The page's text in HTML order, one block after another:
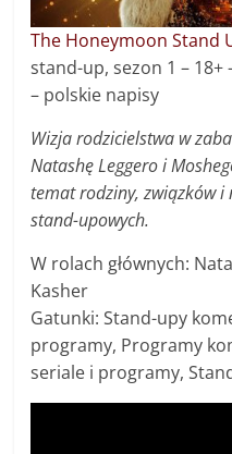
The Honeymoon Stand
stand-up, sezon 1 –
– polskie napisy
Wizja rodzicielstwa w
Natashę Leggero i
temat rodziny, związków i
stand-upowych.
W rolach głównych:
Kasher
Gatunki: Stand-upy
programy, Programy
seriale i programy,